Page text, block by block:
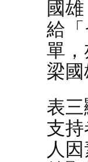
國
給
單，
梁國
表
支
人